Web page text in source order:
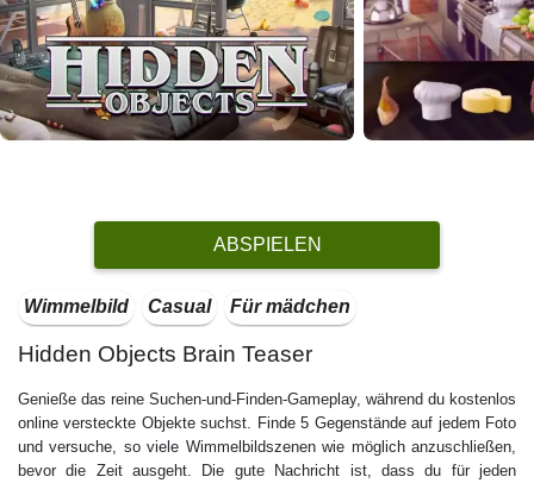
ABSPIELEN
Wimmelbild Casual Für mädchen
Hidden Objects Brain Teaser
Genieße das reine Suchen-und-Finden-Gameplay, während du kostenlos
online versteckte Objekte suchst. Finde 5 Gegenstände auf jedem Foto
und versuche, so viele Wimmelbildszenen wie möglich anzuschließen,
bevor die Zeit ausgeht. Die gute Nachricht ist, dass du für jeden